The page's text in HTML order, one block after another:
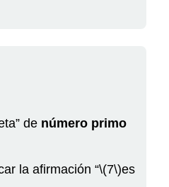
de número primo
la afirmación “\(7\)es